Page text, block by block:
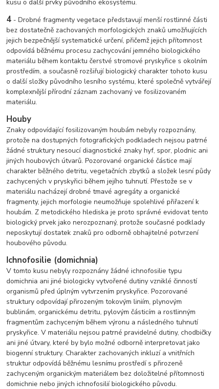
kusu o další prvky původního ekosystému.
4 - Drobné fragmenty vegetace představují menší rostlinné části
bez dostatečně zachovaných morfologických znaků umožňujících
jejich bezpečnější systematické určení, přičemž jejich přítomnost
odpovídá běžnému procesu zachycování jemného biologického
materiálu během kontaktu čerstvé stromové pryskyřice s okolním
prostředím, a současně rozšiřují biologický charakter tohoto kusu
o další složky původního lesního systému, které společně vytvářejí
komplexnější přírodní záznam zachovaný ve fosilizovaném
materiálu.
Houby
Znaky odpovídající fosilizovaným houbám nebyly rozpoznány,
protože na dostupných fotografických podkladech nejsou patrné
žádné struktury nesoucí diagnostické znaky hyf, spor, plodnic ani
jiných houbových útvarů. Pozorované organické částice mají
charakter běžného detritu, vegetačních zbytků a složek lesní půdy
zachycených v pryskyřici během jejího tuhnutí. Přestože se v
materiálu nacházejí drobné tmavé agregáty a organické
fragmenty, jejich morfologie neumožňuje spolehlivé přiřazení k
houbám. Z metodického hlediska je proto správné evidovat tento
biologický prvek jako nerozpoznaný, protože současné podklady
neposkytují dostatek znaků pro odborně obhajitelné potvrzení
houbového původu.
Ichnofosilie (domichnia)
V tomto kusu nebyly rozpoznány žádné ichnofosilie typu
domichnia ani jiné biologicky vytvořené dutiny vzniklé činností
organismů před úplným vytvrzením pryskyřice. Pozorované
struktury odpovídají přirozeným tokovým liniím, plynovým
bublinám, organickému detritu, pylovým částicím a rostlinným
fragmentům zachyceným během výronu a následného tuhnutí
pryskyřice. V materiálu nejsou patrné pravidelné dutiny, chodbičky
ani jiné útvary, které by bylo možné odborně interpretovat jako
biogenní struktury. Charakter zachovaných inkluzí a vnitřních
struktur odpovídá běžnému lesnímu prostředí s přirozeně
zachyceným organickým materiálem bez doložitelné přítomnosti
domichnie nebo jiných ichnofosilií biologického původu.